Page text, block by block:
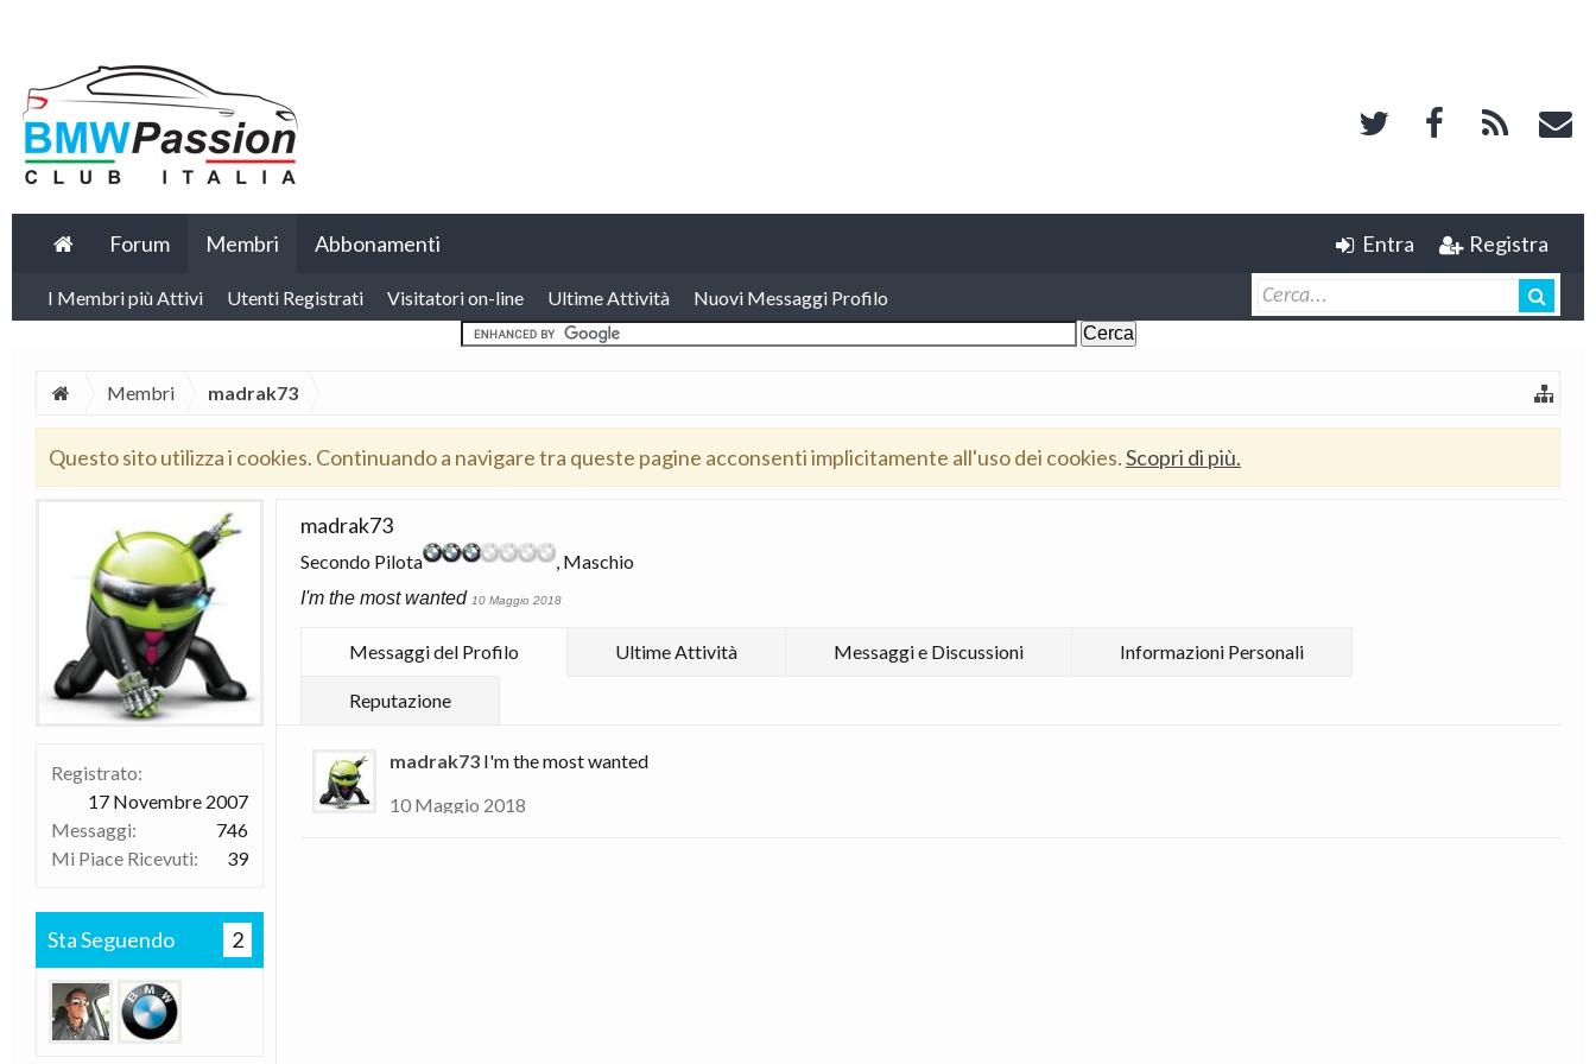
Forum Membri
I Membri più Attivi Utenti Registrati Visitatori on-line Ultime Attività Nuovi Messaggi Profilo
Abbonamenti Entra Registra
Membri madrak73
Questo sito utilizza i cookies. Continuando a navigare tra queste pagine acconsenti implicitamente all'uso dei cookies.Scopri di più.
Registrato:
17 Novembre 2007
Messaggi:
746
Mi Piace Ricevuti:
39
Sta Seguendo 2
madrak73
Secondo Pilota , Maschio
I'm the most wanted 10 Maggio 2018
Messaggi del Profilo Ultime Attività Messaggi e Discussioni Informazioni Personali
Reputazione
madrak73 I'm the most wanted
10 Maggio 2018